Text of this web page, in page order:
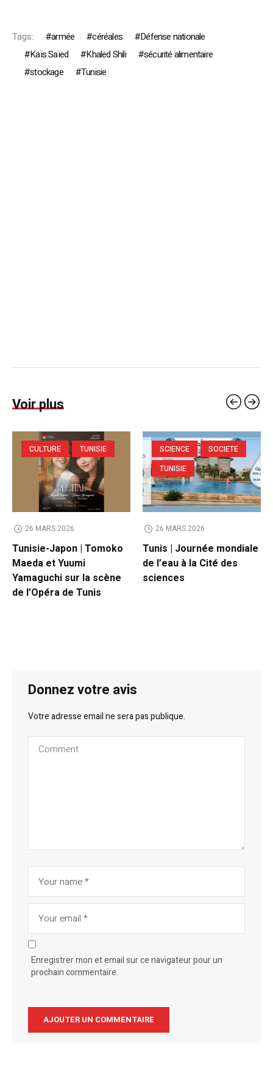
Tags: armée céréales
Défense nationale
Kaïs Saïed
Khaled Shili
sécurité alimentaire
stockage
Tunisie
Voir plus
CULTURE TUNISIE
26 MARS 2026
Tunisie-Japon | Tomoko
Maeda et Yuumi
Yamaguchi sur la scène
de l’Opéra de Tunis
SCIENCE
SOCIETE
TUNISIE
26 MARS 2026
Tunis | Journée mondiale
de l’eau à la Cité des
sciences
Donnez votre avis
Votre adresse email ne sera pas publique.
Enregistrer mon et email sur ce navigateur pour un
prochain commentaire.